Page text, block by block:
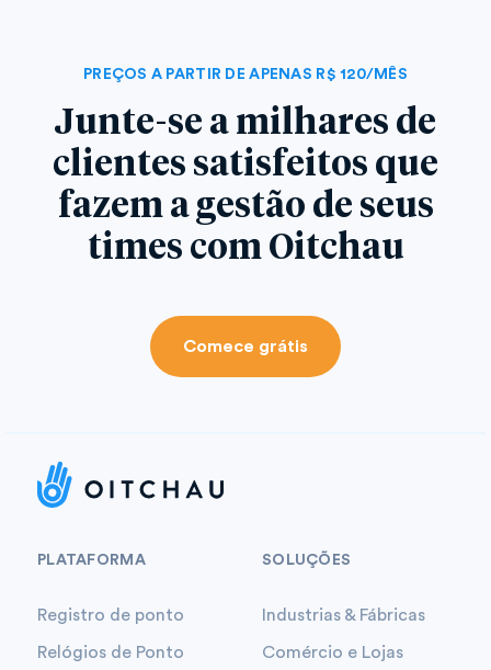
PREÇOS A PARTIR DE APENAS R$ 120/MÊS
Junte-se a milhares de
clientes satisfeitos que
fazem a gestão de seus
times com Oitchau
Comece grátis
PLATAFORMA
Registro de ponto
Relógios de Ponto
SOLUÇÕES
Industrias & Fábricas
Comércio e Lojas